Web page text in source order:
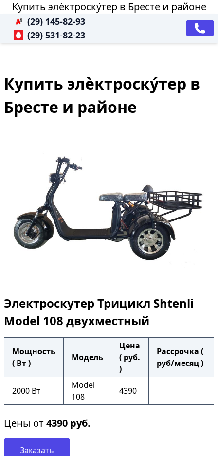
Купить элѐктроску́тер в Бресте и районе
(29) 145-82-93
(29) 531-82-23
Купить элѐктроску́тер в
Бресте и районе
Электроскутер Трицикл Shtenli
Model 108 двухместный
Мощность
( Вт )
Модель
Цена
( руб.
)
Рассрочка (
руб/месяц )
2000 Вт
Model
108
4390
Цены от4390 руб.
Заказать